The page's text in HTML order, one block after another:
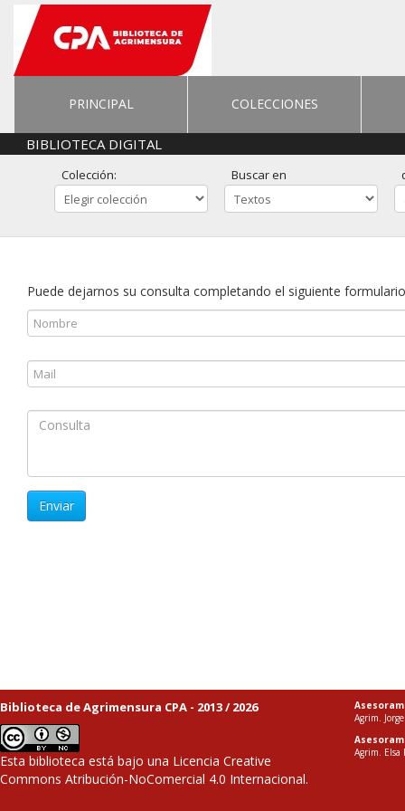
PRINCIPAL COLECCIONES
BIBLIOTECA DIGITAL
Colección: Buscar en
Puede dejarnos su consulta completando el siguiente
Enviar
Biblioteca de Agrimensura CPA - 2013 / 2026
Esta biblioteca está bajo una Licencia Creative
Commons Atribución-NoComercial 4.0 Internacional.
Agrim.
Agrim. Elsa